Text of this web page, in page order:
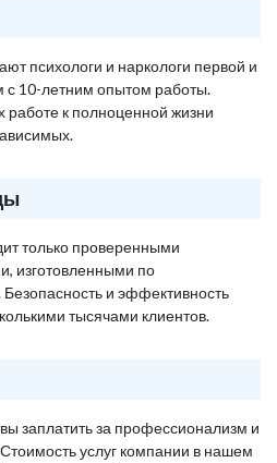
психологи и наркологи первой и
с 10-летним опытом работы.
к полноценной жизни
только проверенными
изготовленными по
и эффективность
тысячами клиентов.
заплатить за профессионализм и
услуг компании в нашем